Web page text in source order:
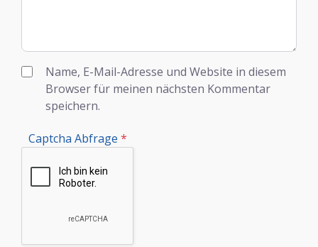
Name, E-Mail-Adresse und Website in diesem
Browser für meinen nächsten Kommentar
speichern.
Captcha Abfrage *